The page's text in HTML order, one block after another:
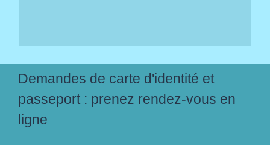
Demandes de carte d'identité et
passeport : prenez rendez-vous en
ligne